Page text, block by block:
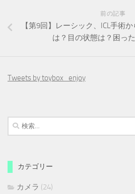
前の記事
【第9回】レーシック、ICL手術
は？目の状態は？困っ
Tweets by toybox_enjoy
検
索:
カテゴリー
カメラ (24)